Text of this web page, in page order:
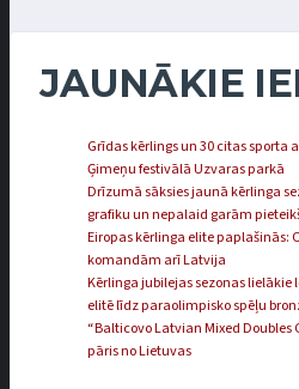
JAUNĀKIE
Grīdas kērlings un 30 citas
Ģimeņu festivālā Uzvaras parkā
Drīzumā sāksies jaunā kērlinga
grafiku un nepalaid garām
Eiropas kērlinga elite paplašinās:
komandām arī Latvija
Kērlinga jubilejas sezonas
elitē līdz paraolimpisko spēļu
“Balticovo Latvian Mixed Doubles
pāris no Lietuvas